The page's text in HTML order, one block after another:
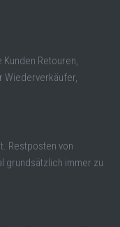
Retouren,
Wiederverkäufer,
Restposten von
grundsätzlich immer zu